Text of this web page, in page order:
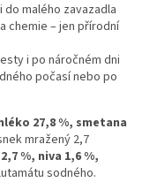
do malého zavazadla
chemie – jen přírodní
i po náročném dni
počasí nebo po
27,8 %, smetana
mražený 2,7
%, niva 1,6 %,
sodného.